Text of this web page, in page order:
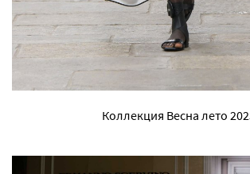
Коллекция Весна лето